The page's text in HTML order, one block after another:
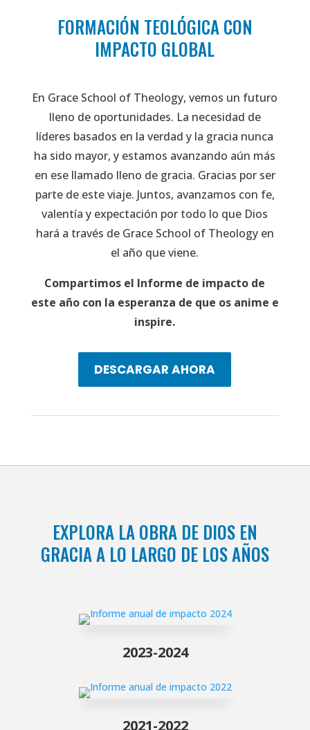
FORMACIÓN TEOLÓGICA CON
IMPACTO GLOBAL
En Grace School of Theology, vemos un futuro
lleno de oportunidades. La necesidad de
líderes basados en la verdad y la gracia nunca
ha sido mayor, y estamos avanzando aún más
en ese llamado lleno de gracia. Gracias por ser
parte de este viaje. Juntos, avanzamos con fe,
valentía y expectación por todo lo que Dios
hará a través de Grace School of Theology en
el año que viene.
Compartimos el Informe de impacto de
este año con la esperanza de que os anime e
inspire.
DESCARGAR AHORA
EXPLORA LA OBRA DE DIOS EN
GRACIA A LO LARGO DE LOS AÑOS
2023-2024
2021-2022